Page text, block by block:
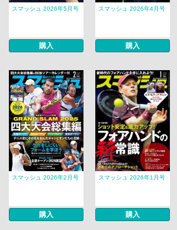
スマッシュ 2026年5月号
購入
スマッシュ 2026年4月号
購入
スマッシュ 2026年2月号
購入
スマッシュ 2026年1月号
購入